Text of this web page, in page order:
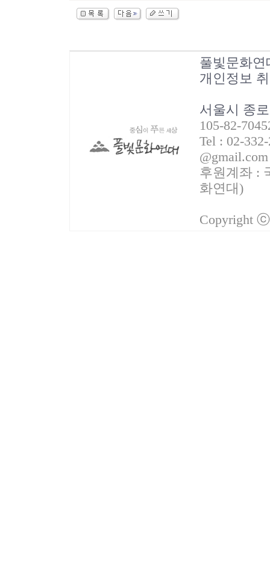
풀빛문화연
개인정보
서울시 종
105-82-
Tel : 02-
@gmail.com
후원계좌 :
화연대)
Copyright